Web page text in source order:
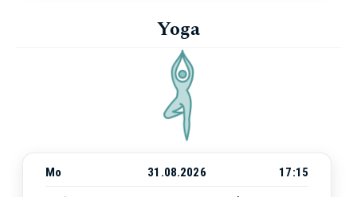
Yoga
Mo 31.08.2026
17:15